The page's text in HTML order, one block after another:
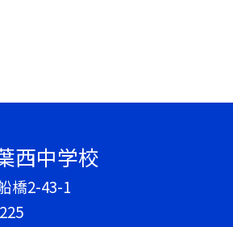
西中学校
橋2-43-1